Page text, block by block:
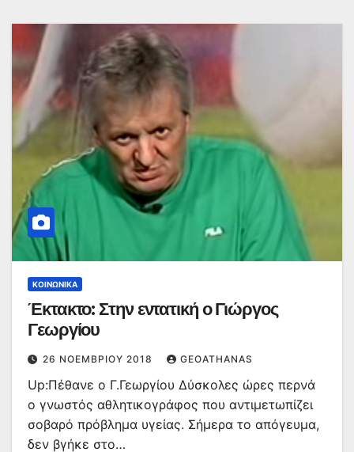
ΚΟΙΝΩΝΙΚΆ
Έκτακτο: Στην εντατική ο Γιώργος
Γεωργίου
26 ΝΟΕΜΒΡΊΟΥ 2018 GEOATHANAS
Up:Πέθανε ο Γ.Γεωργίου Δύσκολες ώρες περνά
ο γνωστός αθλητικογράφος που αντιμετωπίζει
σοβαρό πρόβλημα υγείας. Σήμερα το απόγευμα,
δεν βγήκε στο…